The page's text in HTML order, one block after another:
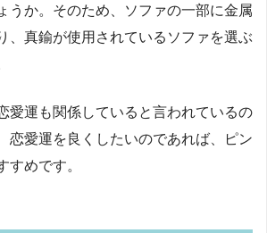
うか。そのため、ソファの一部に金属
、真鍮が使用されているソファを選ぶ
愛運も関係していると言われているの
恋愛運を良くしたいのであれば、ピン
すめです。